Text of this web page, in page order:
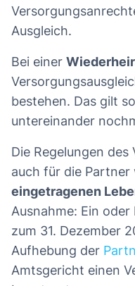
Ausgleich.
Bei einer
bestehen. Das gilt
untereinander
Die Regelungen
auch für die Partner
eingetragenen
Ausnahme: Ein
zum 31. Dezember
Aufhebung der
Amtsgericht einen